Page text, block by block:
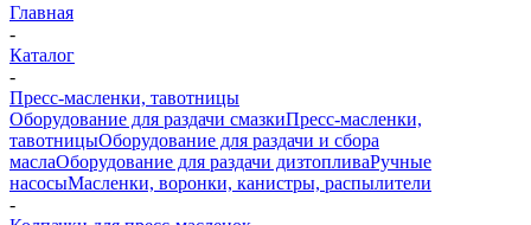
Главная
-
Каталог
-
Пресс-масленки, тавотницы
Оборудование для раздачи смазкиПресс-масленки,
тавотницыОборудование для раздачи и сбора
маслаОборудование для раздачи дизтопливаРучные
насосыМасленки, воронки, канистры, распылители
-